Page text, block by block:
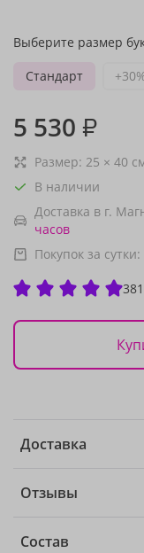
Выберите размер
Стандарт
5 530 ₽
Размер: 25 × 40
В наличии
Доставка в г.
часов
Покупок за сутки:
Доставка
Отзывы
Состав